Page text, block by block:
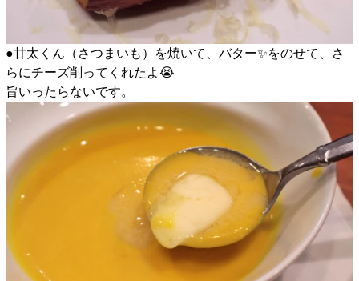
●甘太くん（さつまいも）を焼いて、バター✨️をのせて、さ
らにチーズ削ってくれたよ😭
旨いったらないです。